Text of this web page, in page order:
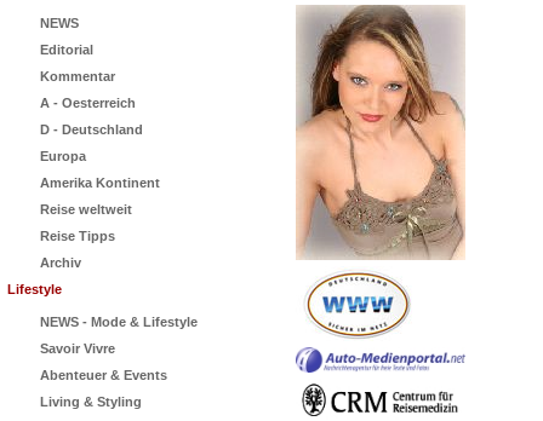
NEWS
Editorial
Kommentar
A - Oesterreich
D - Deutschland
Europa
Amerika Kontinent
Reise weltweit
Reise Tipps
Archiv
Lifestyle
NEWS - Mode & Lifestyle
Savoir Vivre
Abenteuer & Events
Living & Styling